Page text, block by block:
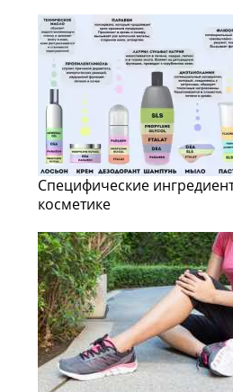
Специфические
косметике